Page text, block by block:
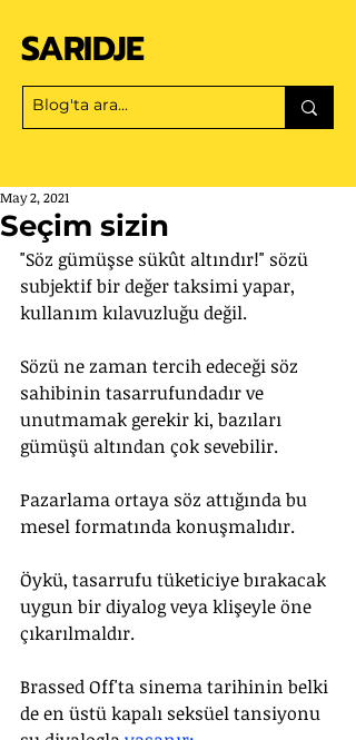
SARIDJE
Seçim sizin
May 2, 2021
"Söz gümüşse sükût altındır!" sözü
subjektif bir değer taksimi yapar,
kullanım kılavuzluğu değil.
Sözü ne zaman tercih edeceği söz
sahibinin tasarrufundadır ve
unutmamak gerekir ki, bazıları
gümüşü altından çok sevebilir.
Pazarlama ortaya söz attığında bu
mesel formatında konuşmalıdır.
Öykü, tasarrufu tüketiciye bırakacak
uygun bir diyalog veya klişeyle öne
çıkarılmaldır.
Brassed Off'ta sinema tarihinin belki
de en üstü kapalı seksüel tansiyonu